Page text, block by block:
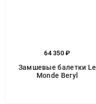
64 350 ₽
Замшевые балетки Le
Monde Beryl